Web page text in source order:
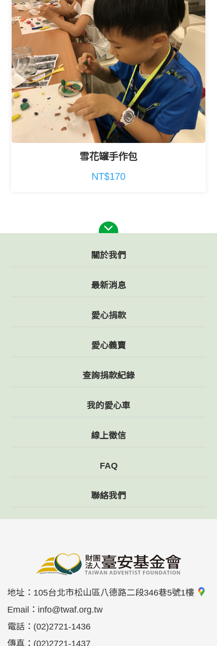
雪花罐手作包
NT$170
關於我們
最新消息
愛心捐款
愛心義賣
查詢捐款紀錄
我的愛心車
線上徵信
FAQ
聯絡我們
地址： 105台北市松山區八德路二段346巷5號1樓
Email： info@twaf.org.tw
電話： (02)2721-1436
傳真： (02)2721-1437